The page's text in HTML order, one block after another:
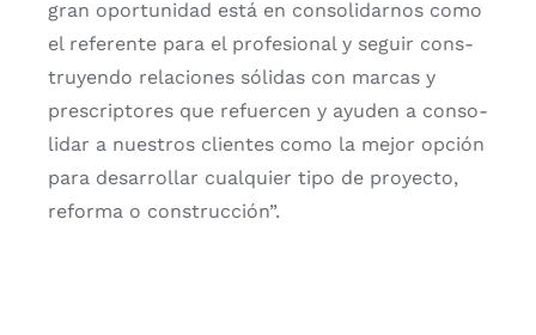
gran opor­tu­ni­dad está en con­so­li­dar­nos como
el refe­ren­te para el pro­fe­sio­nal y seguir cons­
tru­yen­do rela­cio­nes sóli­das con mar­cas y
pres­crip­to­res que refuer­cen y ayu­den a con­so­
li­dar a nues­tros clien­tes como la mejor opción
para desa­rro­llar cual­quier tipo de pro­yec­to,
refor­ma o cons­truc­ción”.